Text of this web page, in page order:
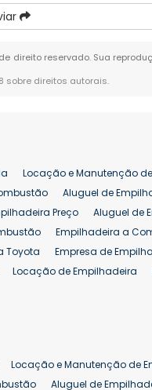
direito reservado. Sua
sobre direitos autorais.
Locação e Manutenção
Aluguel de
Preço Aluguel de
Empilhadeira a
Toyota Empresa de
Locação de Empilhadeira
25 ton Empilhadeira a
Locação e Manutenção de
Aluguel de